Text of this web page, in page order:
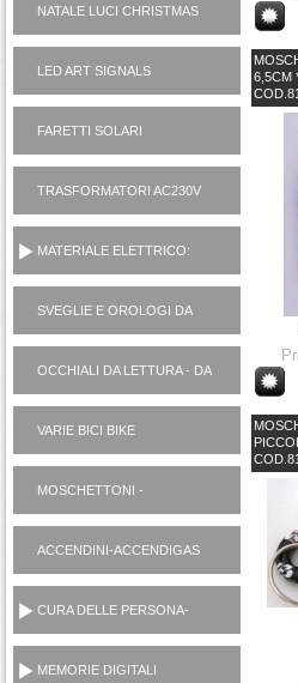
NATALE LUCI CHRISTMAS
LED ART SIGNALS
FARETTI SOLARI
TRASFORMATORI AC230V
AD ALIMENTATORI 12V
MATERIALE ELETTRICO:
VARIE
SVEGLIE E OROLOGI DA
PARETE
OCCHIALI DA LETTURA - DA
SOLE
VARIE BICI BIKE
MOSCHETTONI -
PORTACHIAVI
ACCENDINI-ACCENDIGAS
CUCINA-RICARICA GAS
CURA DELLE PERSONA-
MANICURE-LAMETTE
MEMORIE DIGITALI
6,5CM